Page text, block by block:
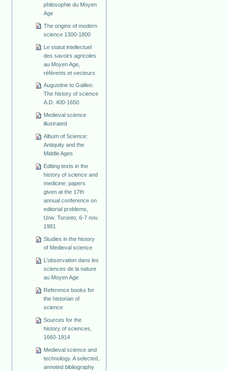
philosophie du Moyen
Age
The origins of modern
science 1300-1800
Le statut intellectuel
des savoirs agricoles
au Moyen Age,
référents et vecteurs
Augustine to Galileo.
The history of science
A.D. 400-1650
Medieval science
illustrated
Album of Science:
Antiquity and the
Middle Ages
Editing texts in the
history of science and
medicine: papers
given at the 17th
annual conference on
editorial problems,
Univ. Toronto, 6-7 nov.
1981
Studies in the history
of Medieval science
L'observation dans les
sciences de la nature
au Moyen Age
Reference books for
the historian of
science
Sources for the
history of sciences,
1660-1914
Medieval science and
technology. A selected,
annoted bibliography